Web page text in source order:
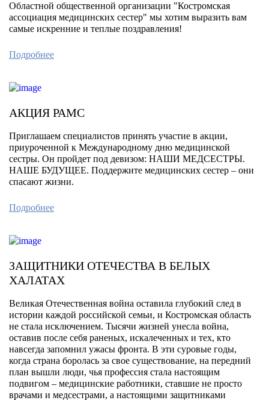
Областной общественной организации "Костромская
ассоциация медицинских сестер" мы хотим выразить вам
самые искренние и теплые поздравления!
Подробнее
АКЦИЯ РАМС
Приглашаем специалистов принять участие в акции,
приуроченной к Международному дню медицинской
сестры. Он пройдет под девизом: НАШИ МЕДСЕСТРЫ.
НАШЕ БУДУЩЕЕ. Поддержите медицинских сестер – они
спасают жизни.
Подробнее
ЗАЩИТНИКИ ОТЕЧЕСТВА В БЕЛЫХ
ХАЛАТАХ
Великая Отечественная война оставила глубокий след в
истории каждой российской семьи, и Костромская область
не стала исключением. Тысячи жизней унесла война,
оставив после себя раненых, искалеченных и тех, кто
навсегда запомнил ужасы фронта. В эти суровые годы,
когда страна боролась за свое существование, на передний
план вышли люди, чья профессия стала настоящим
подвигом – медицинские работники, ставшие не просто
врачами и медсестрами, а настоящими защитниками